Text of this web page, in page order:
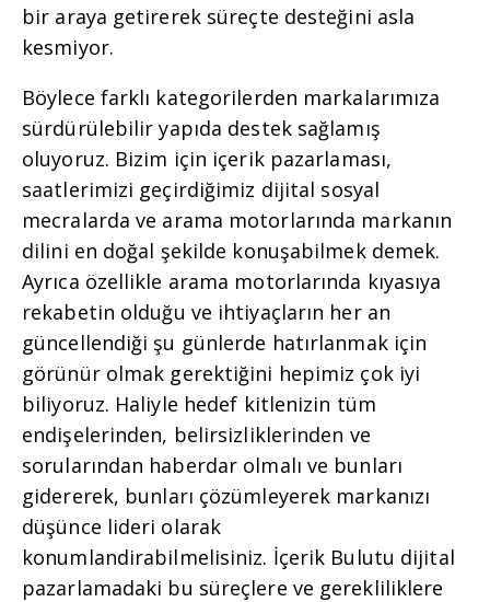
bir araya getirerek süreçte desteğini asla
kesmiyor.
Böylece farklı kategorilerden markalarımıza
sürdürülebilir yapıda destek sağlamış
oluyoruz. Bizim için içerik pazarlaması,
saatlerimizi geçirdiğimiz dijital sosyal
mecralarda ve arama motorlarında markanın
dilini en doğal şekilde konuşabilmek demek.
Ayrıca özellikle arama motorlarında kıyasıya
rekabetin olduğu ve ihtiyaçların her an
güncellendiği şu günlerde hatırlanmak için
görünür olmak gerektiğini hepimiz çok iyi
biliyoruz. Haliyle hedef kitlenizin tüm
endişelerinden, belirsizliklerinden ve
sorularından haberdar olmalı ve bunları
gidererek, bunları çözümleyerek markanızı
düşünce lideri olarak
konumlandirabilmelisiniz. İçerik Bulutu dijital
pazarlamadaki bu süreçlere ve gerekliliklere